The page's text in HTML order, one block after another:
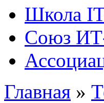
Школа
Союз
Главная »